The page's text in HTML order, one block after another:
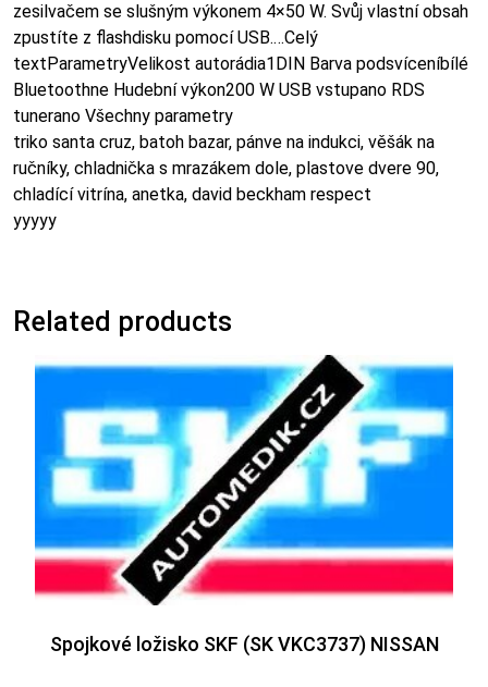
zesilvačem se slušným výkonem 4×50 W. Svůj vlastní obsah
zpustíte z flashdisku pomocí USB.…Celý
textParametryVelikost autorádia1DIN Barva podsvíceníbílé
Bluetoothne Hudební výkon200 W USB vstupano RDS
tunerano Všechny parametry
triko santa cruz, batoh bazar, pánve na indukci, věšák na
ručníky, chladnička s mrazákem dole, plastove dvere 90,
chladící vitrína, anetka, david beckham respect
yyyyy
Related products
Spojkové ložisko SKF (SK VKC3737) NISSAN